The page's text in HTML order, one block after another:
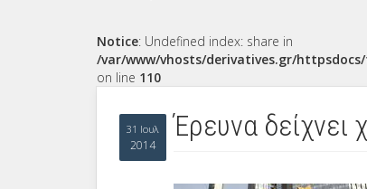
Notice: Undefined index: share in
/var/www/vhosts/derivatives.gr/
on line 110
31 Ιουλ
2014
Έρευνα